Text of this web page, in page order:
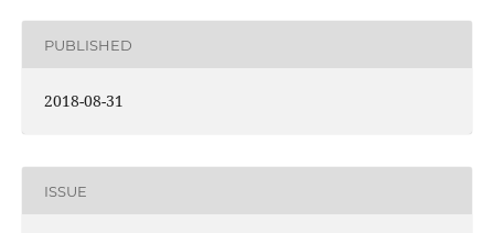
PUBLISHED
2018-08-31
ISSUE